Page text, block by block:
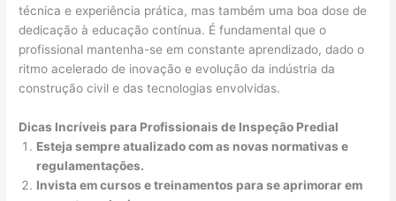
técnica e experiência prática, mas também uma boa dose de
dedicação à educação contínua. É fundamental que o
profissional mantenha-se em constante aprendizado, dado o
ritmo acelerado de inovação e evolução da indústria da
construção civil e das tecnologias envolvidas.
Dicas Incríveis para Profissionais de Inspeção Predial
Esteja sempre atualizado com as novas normativas e
regulamentações.
Invista em cursos e treinamentos para se aprimorar em